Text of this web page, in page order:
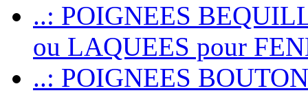
..: POIGNEES
ou LAQUEES pour
..: POIGNEES